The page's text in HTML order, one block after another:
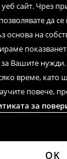
сайт. Чрез
да
основа на
за Вашите
време, като
повече,
за
OK